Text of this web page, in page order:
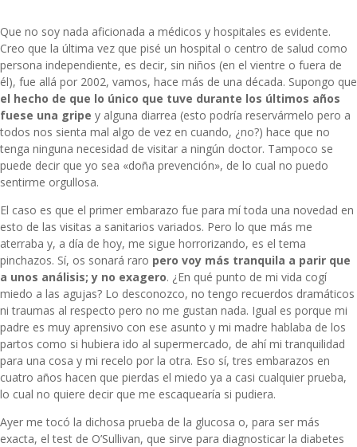
Que no soy nada aficionada a médicos y hospitales es evidente.
Creo que la última vez que pisé un hospital o centro de salud como
persona independiente, es decir, sin niños (en el vientre o fuera de
él), fue allá por 2002, vamos, hace más de una década. Supongo que
el hecho de que lo único que tuve durante los últimos años
fuese una gripe y alguna diarrea (esto podría reservármelo pero a
todos nos sienta mal algo de vez en cuando, ¿no?) hace que no
tenga ninguna necesidad de visitar a ningún doctor. Tampoco se
puede decir que yo sea «doña prevención», de lo cual no puedo
sentirme orgullosa.
El caso es que el primer embarazo fue para mí toda una novedad en
esto de las visitas a sanitarios variados. Pero lo que más me
aterraba y, a día de hoy, me sigue horrorizando, es el tema
pinchazos. Sí, os sonará raro pero voy más tranquila a parir que
a unos análisis; y no exagero. ¿En qué punto de mi vida cogí
miedo a las agujas? Lo desconozco, no tengo recuerdos dramáticos
ni traumas al respecto pero no me gustan nada. Igual es porque mi
padre es muy aprensivo con ese asunto y mi madre hablaba de los
partos como si hubiera ido al supermercado, de ahí mi tranquilidad
para una cosa y mi recelo por la otra. Eso sí, tres embarazos en
cuatro años hacen que pierdas el miedo ya a casi cualquier prueba,
lo cual no quiere decir que me escaquearía si pudiera.
Ayer me tocó la dichosa prueba de la glucosa o, para ser más
exacta, el test de O’Sullivan, que sirve para diagnosticar la diabetes